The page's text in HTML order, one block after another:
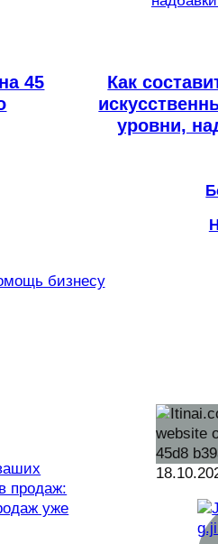
45
Как
уровни,
бизнесу